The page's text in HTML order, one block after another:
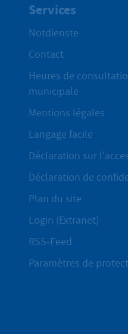
Services
Notdienste
Contact
Heures de
municipale
Mentions légales
Langage facile
Déclaration sur
Déclaration de
Plan du site
Login (Extranet)
RSS-Feed
Paramètres de